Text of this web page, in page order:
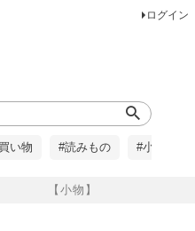
ログイン
【小物】
い物 #読みもの #小柄な方に